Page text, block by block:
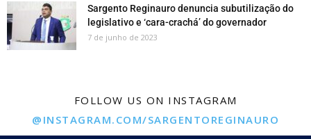
Sargento Reginauro denuncia subutilização do
legislativo e ‘cara-crachá’ do governador
7 de junho de 2023
FOLLOW US ON INSTAGRAM
@INSTAGRAM.COM/SARGENTOREGINAURO